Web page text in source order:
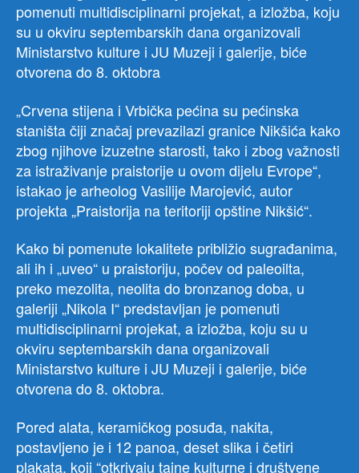
pomenuti multidisciplinarni projekat, a izložba, koju
su u okviru septembarskih dana organizovali
Ministarstvo kulture i JU Muzeji i galerije, biće
otvorena do 8. oktobra
„Crvena stijena i Vrbička pećina su pećinska
staništa čiji značaj prevazilazi granice Nikšića kako
zbog njihove izuzetne starosti, tako i zbog važnosti
za istraživanje praistorije u ovom dijelu Evrope“,
istakao je arheolog Vasilije Marojević, autor
projekta „Praistorija na teritoriji opštine Nikšić“.
Kako bi pomenute lokalitete približio sugrađanima,
ali ih i „uveo“ u praistoriju, počev od paleoilta,
preko mezolita, neolita do bronzanog doba, u
galeriji „Nikola I“ predstavljan je pomenuti
multidisciplinarni projekat, a izložba, koju su u
okviru septembarskih dana organizovali
Ministarstvo kulture i JU Muzeji i galerije, biće
otvorena do 8. oktobra.
Pored alata, keramičkog posuđa, nakita,
postavljeno je i 12 panoa, deset slika i četiri
plakata, koji “otkrivaju tajne kulturne i društvene